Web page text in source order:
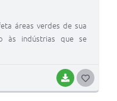
BAIXAR
áreas verdes de sua
às indústrias que se